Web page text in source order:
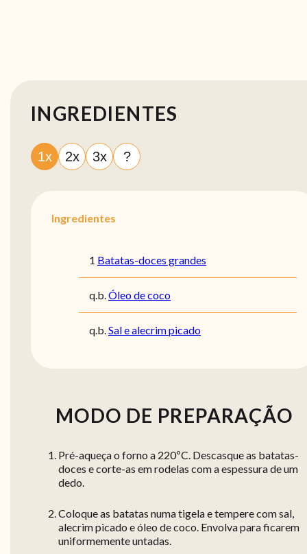
INGREDIENTES
1x 2x 3x ?
Ingredientes
1 Batatas-doces grandes
q.b. Óleo de coco
q.b. Sal e alecrim picado
MODO DE PREPARAÇÃO
Pré-aqueça o forno a 220ºC. Descasque as batatas-
doces e corte-as em rodelas com a espessura de um
dedo.
Coloque as batatas numa tigela e tempere com sal,
alecrim picado e óleo de coco. Envolva para ficarem
uniformemente untadas.